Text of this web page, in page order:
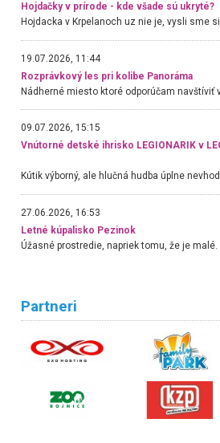
Hojdačky v prírode - kde všade sú ukryté?
19.07.2026, 11:44
Rozprávkový les pri kolibe Panoráma
09.07.2026, 15:15
Vnútorné detské ihrisko LEGIONARIK v
27.06.2026, 16:53
Letné kúpalisko Pezinok
Partneri